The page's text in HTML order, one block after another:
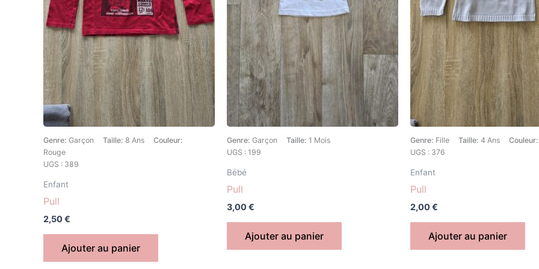
Genre: Garçon Taille: 8 Ans
Couleur:
Rouge
UGS : 389
Enfant
Pull
2,50€
Ajouter au panier
Genre: Garçon Taille: 1 Mois
UGS : 199
Bébé
Pull
3,00€
Ajouter au panier
Genre: Fille Taille: 4 Ans
UGS : 376
Enfant
Pull
2,00€
Ajouter au panier